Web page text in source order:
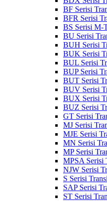
BF Serisi
BFR Serisi
BS Serisi M-
BU Serisi
BUH Serisi
BUK Serisi
BUL Serisi
BUP Serisi
BUT Serisi
BUV Serisi
BUX Serisi
BUZ Serisi
GT Serisi
MJ Serisi
MJE Serisi
MN Serisi
MP Serisi
MPSA Serisi
NJW Serisi
S Serisi
SAP Serisi
ST Serisi